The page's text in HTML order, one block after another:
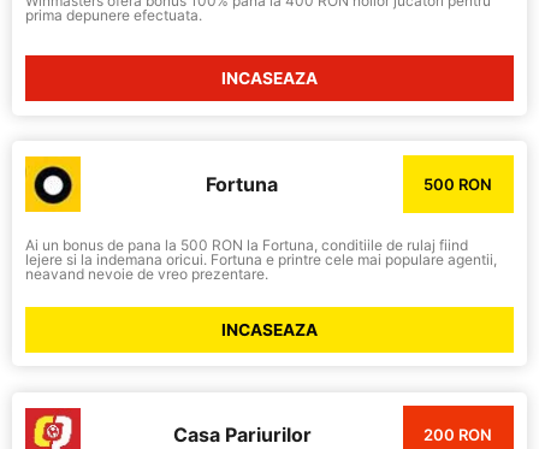
prima depunere efectuata.
INCASEAZA
Fortuna 500 RON
Ai un bonus de pana la 500 RON la Fortuna, conditiile de rulaj fiind
lejere si la indemana oricui. Fortuna e printre cele mai populare agentii,
neavand nevoie de vreo prezentare.
INCASEAZA
Casa Pariurilor 200 RON